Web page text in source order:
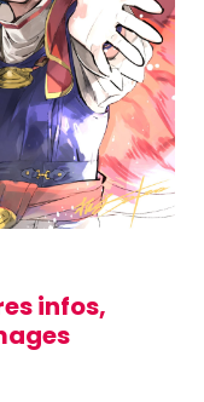
infos,